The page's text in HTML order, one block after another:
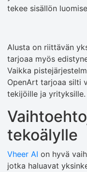
tekee sisällön
Alusta on riittävän
tarjoaa myös
Vaikka
OpenArt tarjoaa silti
tekijöille ja yrityksille.
tekoälylle
Vheer AI on hyvä
jotka haluavat